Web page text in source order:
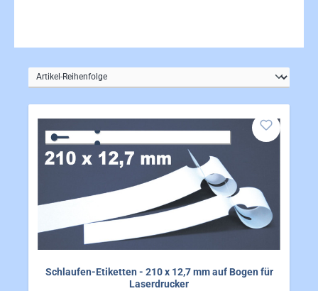
Schlaufen-Etiketten - 210 x 12,7 mm auf Bogen für
Laserdrucker